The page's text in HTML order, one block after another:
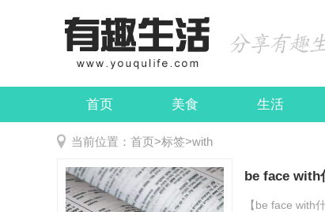
首页 美食 生活
娱乐 民俗
当前位置： 首页>标签>with
be face with
【be face with